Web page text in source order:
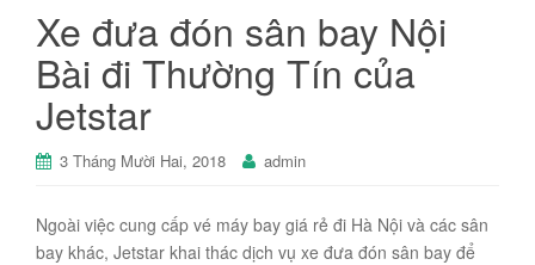
Xe đưa đón sân bay Nội
Bài đi Thường Tín của
Jetstar
3 Tháng Mười Hai, 2018 admin
Ngoài việc cung cấp vé máy bay giá rẻ đi Hà Nội và các sân
bay khác, Jetstar khai thác dịch vụ xe đưa đón sân bay để